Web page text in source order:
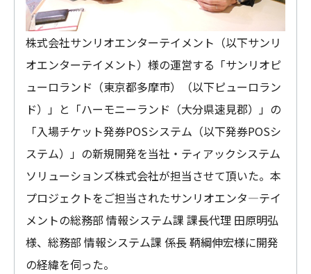
株式会社サンリオエンターテイメント（以下サンリ
オエンターテイメント）様の運営する「サンリオピ
ューロランド（東京都多摩市）（以下ピューロラン
ド）」と「ハーモニーランド（大分県速見郡）」の
「入場チケット発券POSシステム（以下発券POSシ
ステム）」の新規開発を当社・ティアックシステム
ソリューションズ株式会社が担当させて頂いた。本
プロジェクトをご担当されたサンリオエンタ―テイ
メントの総務部 情報システム課 課長代理 田原明弘
様、総務部 情報システム課 係長 鞆綱伸宏様に開発
の経緯を伺った。